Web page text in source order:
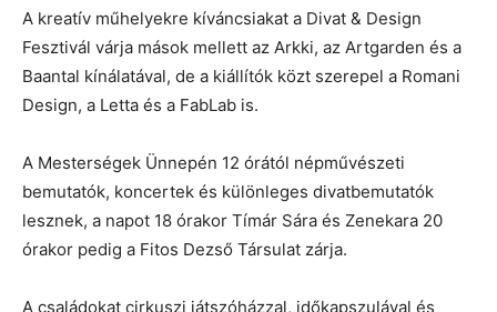
A kreatív műhelyekre kíváncsiakat a Divat & Design
Fesztivál várja mások mellett az Arkki, az Artgarden és a
Baantal kínálatával, de a kiállítók közt szerepel a Romani
Design, a Letta és a FabLab is.
A Mesterségek Ünnepén 12 órától népművészeti
bemutatók, koncertek és különleges divatbemutatók
lesznek, a napot 18 órakor Tímár Sára és Zenekara 20
órakor pedig a Fitos Dezső Társulat zárja.
A családokat cirkuszi játszóházzal, időkapszulával és